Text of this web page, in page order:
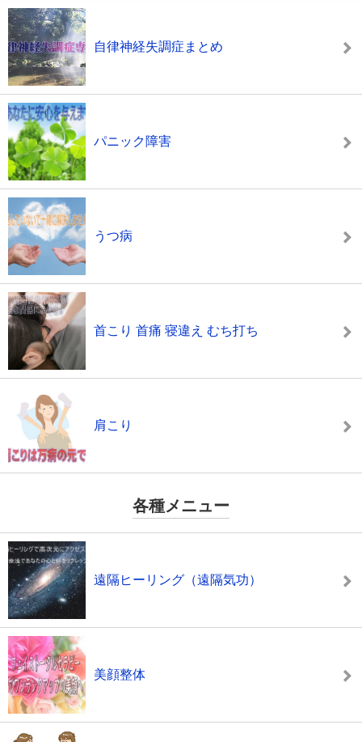
自律神経失調症まとめ
パニック障害
うつ病
首こり 首痛 寝違え むち打ち
肩こり
各種メニュー
遠隔ヒーリング（遠隔気功）
美顔整体